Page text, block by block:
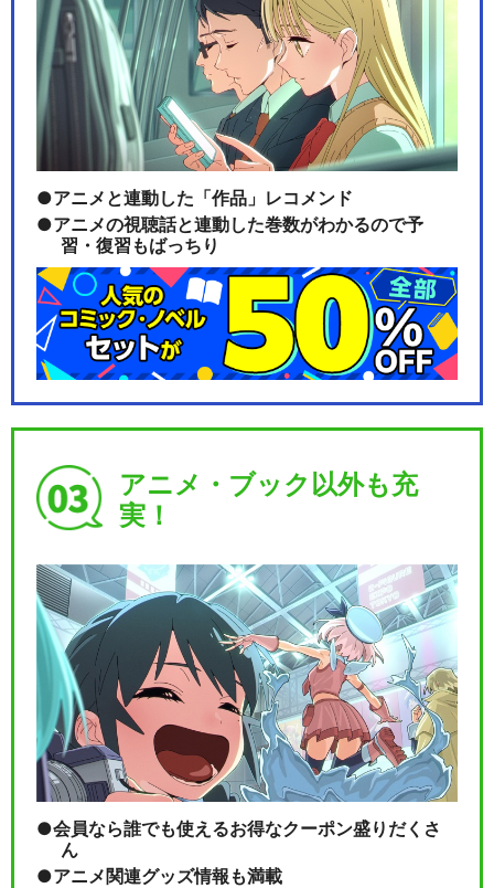
アニメと連動した「作品」レコメンド
アニメの視聴話と連動した巻数がわかるので予
習・復習もばっちり
アニメ・ブック以外も充
実！
会員なら誰でも使えるお得なクーポン盛りだくさ
ん
アニメ関連グッズ情報も満載